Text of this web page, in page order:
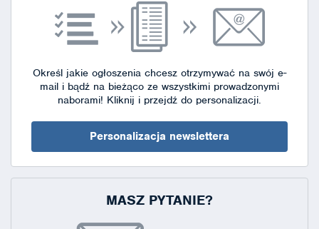
Określ jakie ogłoszenia chcesz otrzymywać na swój e-
mail i bądź na bieżąco ze wszystkimi prowadzonymi
naborami! Kliknij i przejdź do personalizacji.
Personalizacja newslettera
MASZ PYTANIE?